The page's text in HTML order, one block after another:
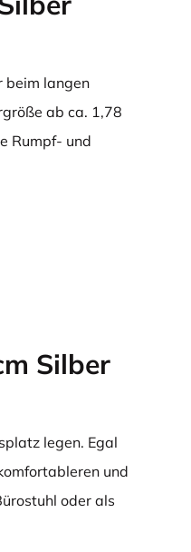
beim langen
ab ca. 1,78
Rumpf- und
Silber
legen. Egal
und
oder als